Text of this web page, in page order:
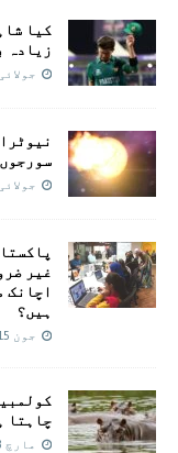
کیا
زیادہ
جولائی 22, 2022
جولائی 22, 2022
غیر
اچانک
ہیں؟
جون 15, 2022
چاہتا
مارچ 3, 2023